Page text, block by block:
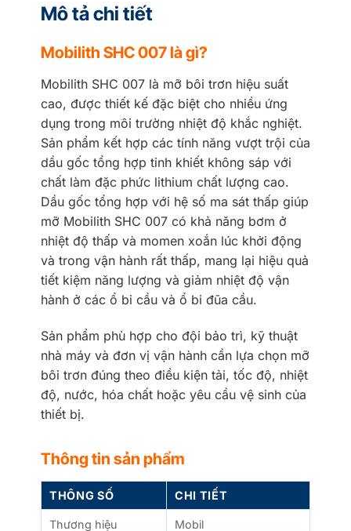
Mô tả chi tiết
Mobilith SHC 007 là gì?
Mobilith SHC 007 là mỡ bôi trơn hiệu suất
cao, được thiết kế đặc biệt cho nhiều ứng
dụng trong môi trường nhiệt độ khắc nghiệt.
Sản phẩm kết hợp các tính năng vượt trội của
dầu gốc tổng hợp tinh khiết không sáp với
chất làm đặc phức lithium chất lượng cao.
Dầu gốc tổng hợp với hệ số ma sát thấp giúp
mỡ Mobilith SHC 007 có khả năng bơm ở
nhiệt độ thấp và momen xoắn lúc khởi động
và trong vận hành rất thấp, mang lại hiệu quả
tiết kiệm năng lượng và giảm nhiệt độ vận
hành ở các ổ bi cầu và ổ bi đũa cầu.
Sản phẩm phù hợp cho đội bảo trì, kỹ thuật
nhà máy và đơn vị vận hành cần lựa chọn mỡ
bôi trơn đúng theo điều kiện tải, tốc độ, nhiệt
độ, nước, hóa chất hoặc yêu cầu vệ sinh của
thiết bị.
Thông tin sản phẩm
THÔNG SỐ CHI TIẾT
Thương hiệu Mobil